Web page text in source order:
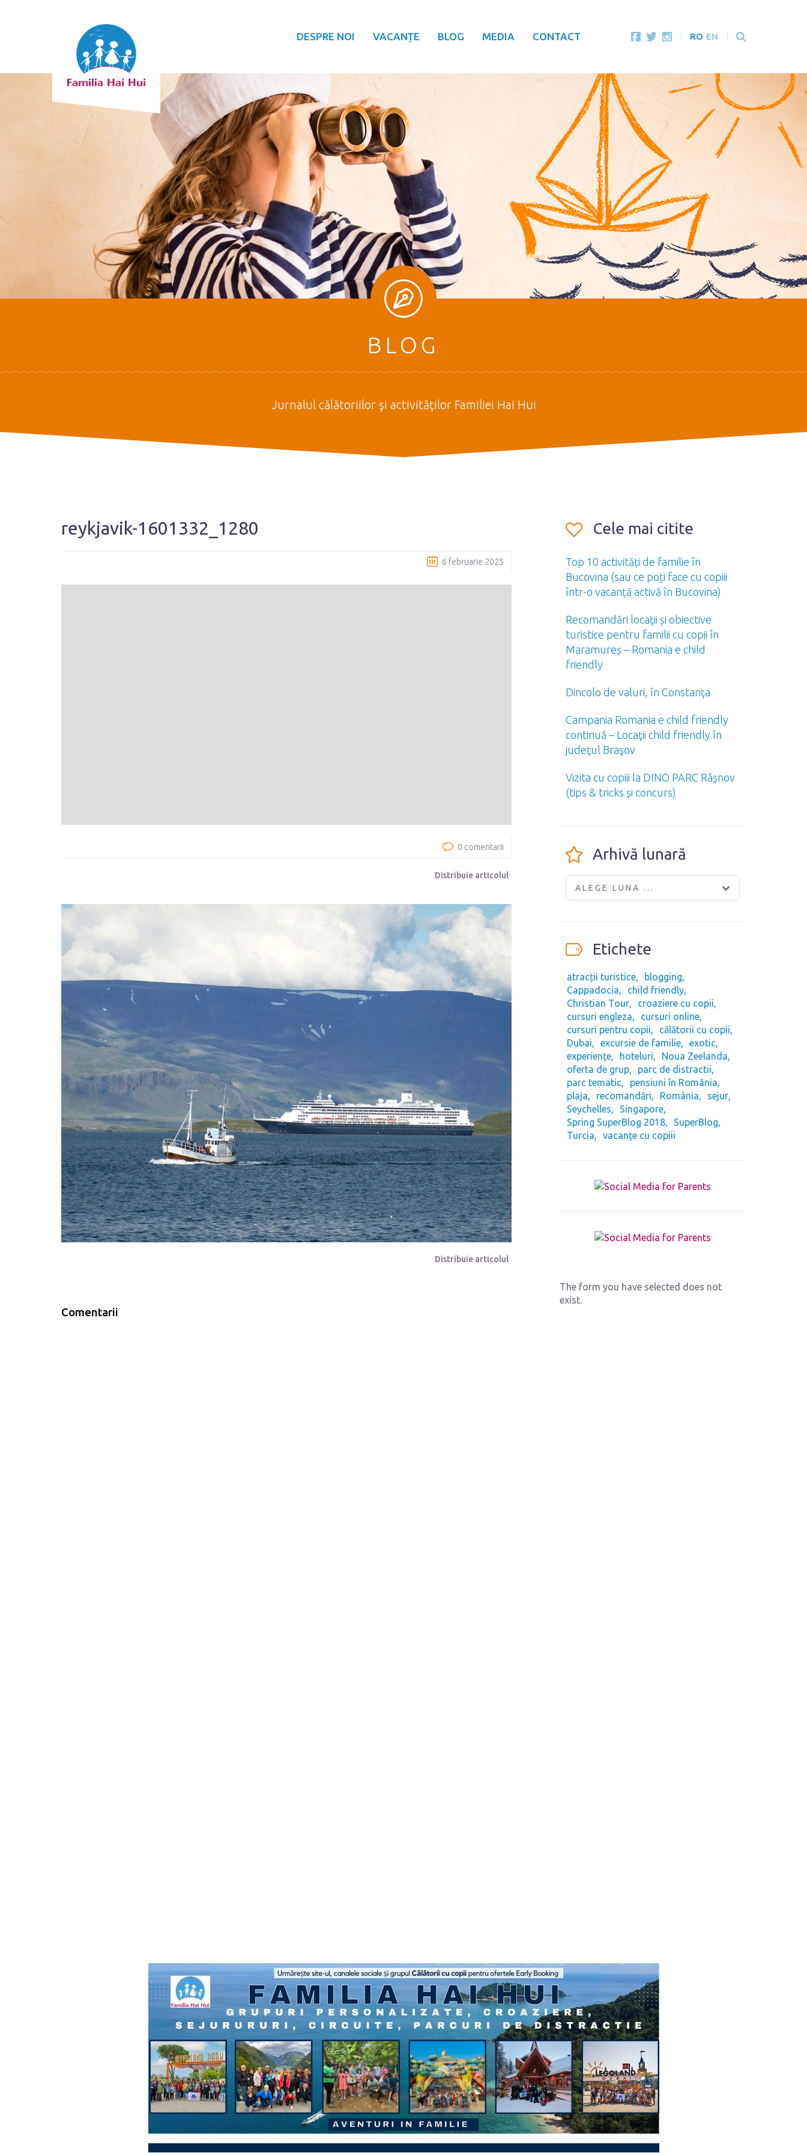
DESPRE NOI VACANȚE BLOG MEDIA CONTACT RO EN
BLOG
Jurnalul călătoriilor şi activităţilor Familiei Hai Hui
reykjavik-1601332_1280
6 februarie 2025
0 comentarii
Distribuie articolul
Distribuie articolul
Comentarii
Cele mai citite
Top 10 activități de familie în
Bucovina (sau ce poți face cu copiii
într-o vacanță activă în Bucovina)
Recomandări locaţii și obiective
turistice pentru familii cu copii în
Maramureș – Romania e child
friendly
Dincolo de valuri, în Constanţa
Campania Romania e child friendly
continuă – Locaţii child friendly în
judeţul Braşov
Vizita cu copiii la DINO PARC Râşnov
(tips & tricks și concurs)
Arhivă lunară
ALEGE LUNA ...
Etichete
atracții turistice
blogging
Cappadocia
child friendly
Christian Tour
croaziere cu copii
cursuri engleza
cursuri online
cursuri pentru copii
călătorii cu copii
Dubai
excursie de familie
exotic
experiențe
hoteluri
Noua Zeelanda
oferta de grup
parc de distractii
parc tematic
pensiuni în România
plaja
recomandări România
sejur
Seychelles
Singapore
Spring SuperBlog 2018
SuperBlog
Turcia
vacanțe cu copiii
The form you have selected does not
exist.